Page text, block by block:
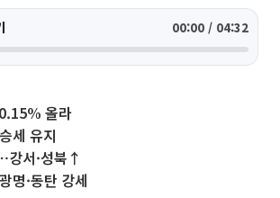
00:00 / 04:32
올라
세 유지
강서·성북↑
명·동탄 강세